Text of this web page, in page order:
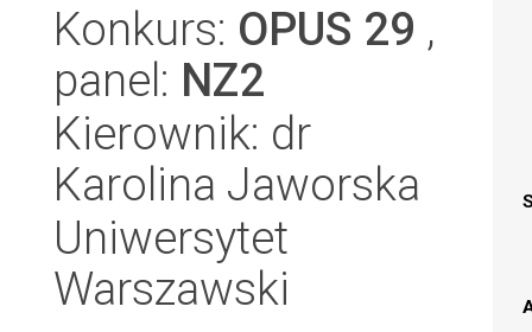
Konkurs: OPUS 29 ,
panel: NZ2
Kierownik: dr
Karolina Jaworska
Uniwersytet
Warszawski